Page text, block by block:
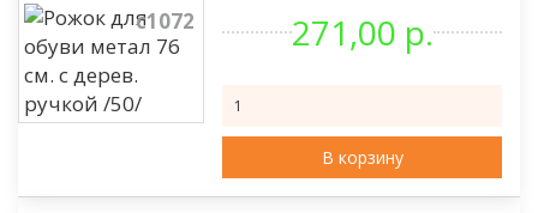
с1072 271,00 р.
В корзину